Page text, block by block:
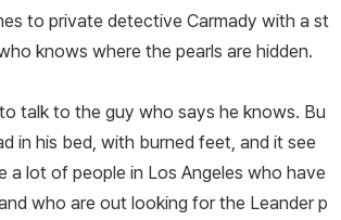
to private detective Carmady with a st
knows where the pearls are hidden.
talk to the guy who says he knows. Bu
in his bed, with burned feet, and it see
a lot of people in Los Angeles who have
who are out looking for the Leander p